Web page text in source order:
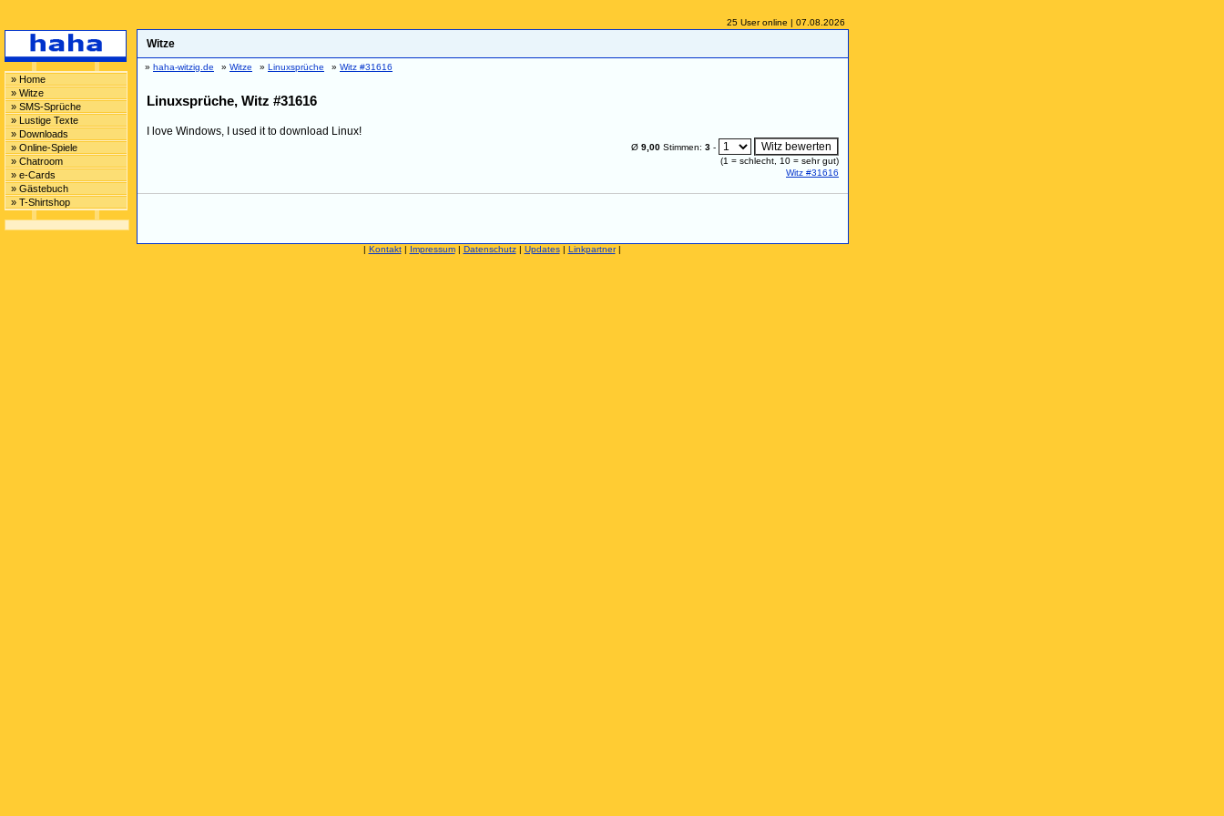
» Home
» Witze
» SMS-Sprüche
» Lustige Texte
» Downloads
» Online-Spiele
» Chatroom
» e-Cards
» Gästebuch
» T-Shirtshop
25 User online | 07.08.2026
Witze
» haha-witzig.de » Witze » Linuxsprüche » Witz #31616
Linuxsprüche, Witz #31616
I love Windows, I used it to download Linux!
Ø 9,00 Stimmen: 3 -
(1 = schlecht, 10 = sehr gut)
Witz #31616
| Kontakt| Impressum| Datenschutz| Updates| Linkpartner|